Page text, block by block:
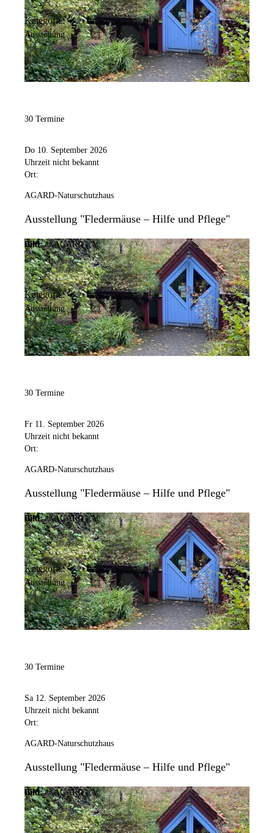
Kategorie:
Ausstellung
30 Termine
Do 10. September 2026
Uhrzeit nicht bekannt
Ort:
AGARD-Naturschutzhaus
Ausstellung "Fledermäuse – Hilfe und Pflege"
Bild: © AGARD e.V.
Kategorie:
Ausstellung
30 Termine
Fr 11. September 2026
Uhrzeit nicht bekannt
Ort:
AGARD-Naturschutzhaus
Ausstellung "Fledermäuse – Hilfe und Pflege"
Bild: © AGARD e.V.
Kategorie:
Ausstellung
30 Termine
Sa 12. September 2026
Uhrzeit nicht bekannt
Ort:
AGARD-Naturschutzhaus
Ausstellung "Fledermäuse – Hilfe und Pflege"
Bild: © AGARD e.V.